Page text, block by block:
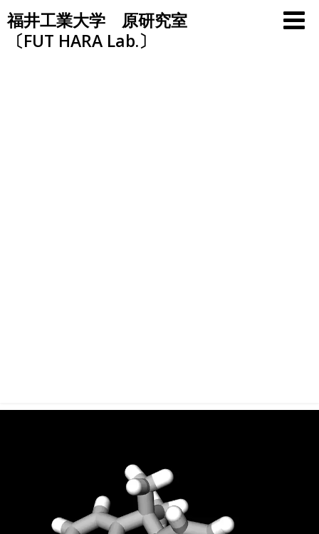
Skip
to
content
福井工業大学 原研究室
〔FUT HARA Lab.〕